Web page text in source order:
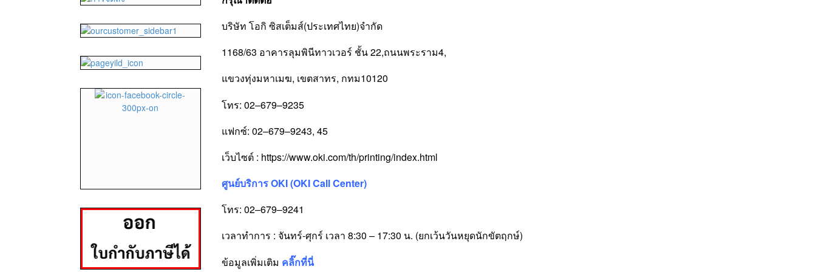
บริษัท โอกิ ซิสเต็มส์(ประเทศไทย)จำกัด
1168/63 อาคารลุมพินีทาวเวอร์ ชั้น 22,ถนนพระราม4,
แขวงทุ่งมหาเมฆ, เขตสาทร, กทม10120
โทร: 02–679–9235
แฟกซ์: 02–679–9243, 45
เว็บไซต์ : https://www.oki.com/th/printing/index.html
ศูนย์บริการ OKI (OKI Call Center)
โทร: 02–679–9241
เวลาทำการ : จันทร์-ศุกร์ เวลา 8:30 – 17:30 น. (ยกเว้นวันหยุดนักขัตฤกษ์)
ข้อมูลเพิ่มเติม คลิ๊กที่นี่